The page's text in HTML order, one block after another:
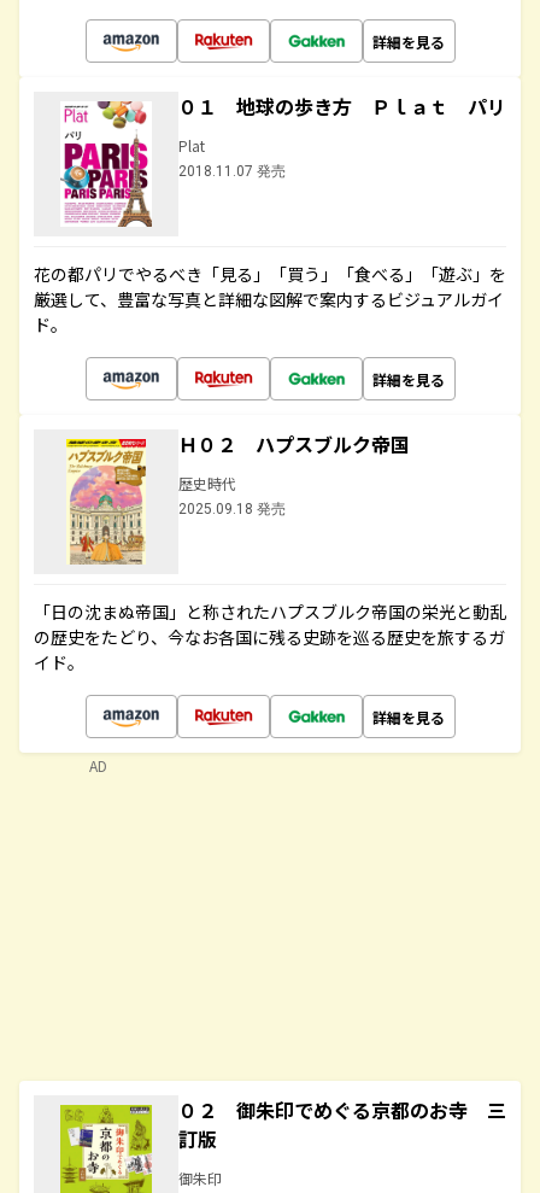
詳細を見る
０１ 地球の歩き方 Ｐｌａｔ パリ
Plat
2018.11.07 発売
花の都パリでやるべき「見る」「買う」「食べる」「遊ぶ」を
厳選して、豊富な写真と詳細な図解で案内するビジュアルガイ
ド。
詳細を見る
Ｈ０２ ハプスブルク帝国
歴史時代
2025.09.18 発売
「日の沈まぬ帝国」と称されたハプスブルク帝国の栄光と動乱
の歴史をたどり、今なお各国に残る史跡を巡る歴史を旅するガ
イド。
詳細を見る
０２ 御朱印でめぐる京都のお寺 三
訂版
御朱印
AD